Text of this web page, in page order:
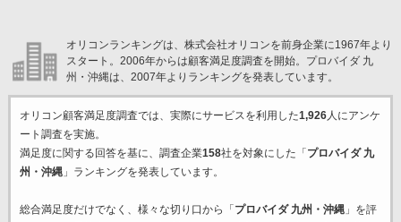
オリコンランキングは、株式会社オリコンを前身企業に1967年より
スタート。2006年からは顧客満足度調査を開始。プロバイダ 九
州・沖縄は、2007年よりランキングを発表しています。
オリコン顧客満足度調査では、実際にサービスを利用した1,926人にアンケ
ート調査を実施。
満足度に関する回答を基に、調査企業158社を対象にした「 プロバイダ 九
州・沖縄」ランキングを発表しています。
総合満足度だけでなく、様々な切り口から「 プロバイダ 九州・沖縄」を評